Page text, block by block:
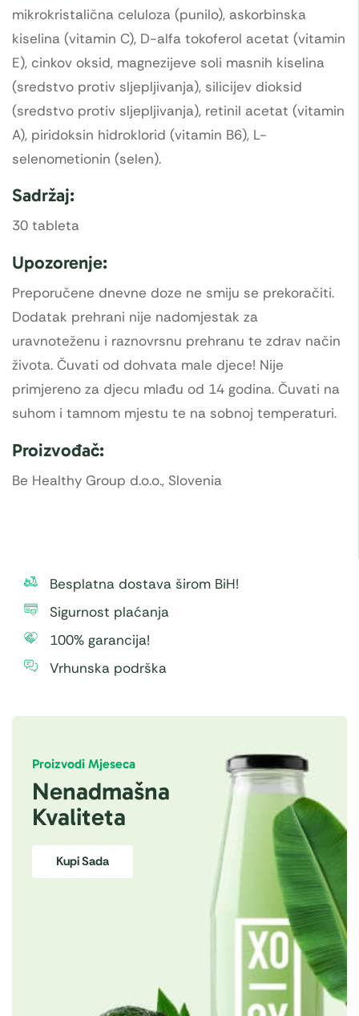
mikrokristalična celuloza (punilo), askorbinska
kiselina (vitamin C), D-alfa tokoferol acetat (vitamin
E), cinkov oksid, magnezijeve soli masnih kiselina
(sredstvo protiv sljepljivanja), silicijev dioksid
(sredstvo protiv sljepljivanja), retinil acetat (vitamin
A), piridoksin hidroklorid (vitamin B6), L-
selenometionin (selen).
Sadržaj:
30 tableta
Upozorenje:
Preporučene dnevne doze ne smiju se prekoračiti.
Dodatak prehrani nije nadomjestak za
uravnoteženu i raznovrsnu prehranu te zdrav način
života. Čuvati od dohvata male djece! Nije
primjereno za djecu mlađu od 14 godina. Čuvati na
suhom i tamnom mjestu te na sobnoj temperaturi.
Proizvođač:
Be Healthy Group d.o.o., Slovenia
Besplatna dostava širom BiH!
Sigurnost plaćanja
100% garancija!
Vrhunska podrška
Proizvodi Mjeseca
Nenadmašna
Kvaliteta
Kupi Sada